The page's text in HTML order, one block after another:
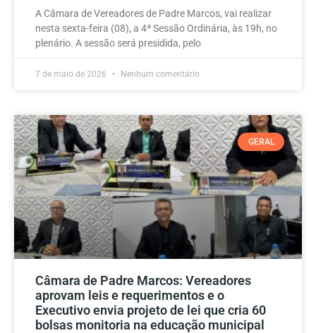
A Câmara de Vereadores de Padre Marcos, vai realizar
nesta sexta-feira (08), a 4ª Sessão Ordinária, às 19h, no
plenário. A sessão será presidida, pelo
7 de maio de 2026 Nenhum comentário
GERAL
Câmara de Padre Marcos: Vereadores
aprovam leis e requerimentos e o
Executivo envia projeto de lei que cria 60
bolsas monitoria na educação municipal